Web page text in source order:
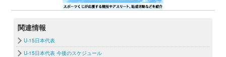
関連情報
U-15日本代表
U-15日本代表 今後のスケジュール